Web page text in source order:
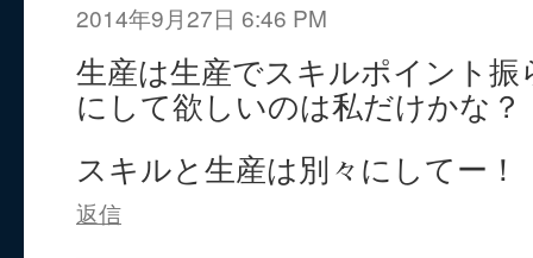
2014年9月27日 6:46 PM
生産は生産でスキルポイント
にして欲しいのは私だけかな？
スキルと生産は別々にしてー！
返信